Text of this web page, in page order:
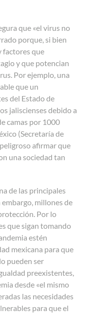
que «el virus no
porque, si bien
factores que
y que potencian
Por ejemplo, una
que un
del Estado de
jaliscienses debido a
camas por 1000
(Secretaría de
afirmar que
una sociedad tan
de las principales
millones de
Por lo
que sigan tomando
estén
mexicana para que
pueden ser
preexistentes,
desde «el mismo
las necesidades
para que el